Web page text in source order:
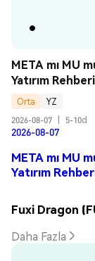
META mı MU
Yatırım Rehberi
Orta
YZ
2026-08-07
5-10d
2026-08-07
META mı MU
Yatırım
Fuxi Dragon
Daha Fazla